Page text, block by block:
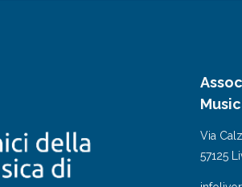
Via
57125